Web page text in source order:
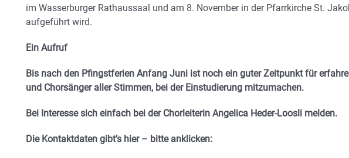
im Wasserburger Rathaussaal und am 8. November in der Pfarrkirche St.
aufgeführt wird.
Ein Aufruf
Bis nach den Pfingstferien Anfang Juni ist noch ein guter Zeitpunkt für
und Chorsänger aller Stimmen, bei der Einstudierung mitzumachen.
Bei Interesse sich einfach bei der Chorleiterin Angelica Heder-Loosli melden.
Die Kontaktdaten gibt’s hier – bitte anklicken: